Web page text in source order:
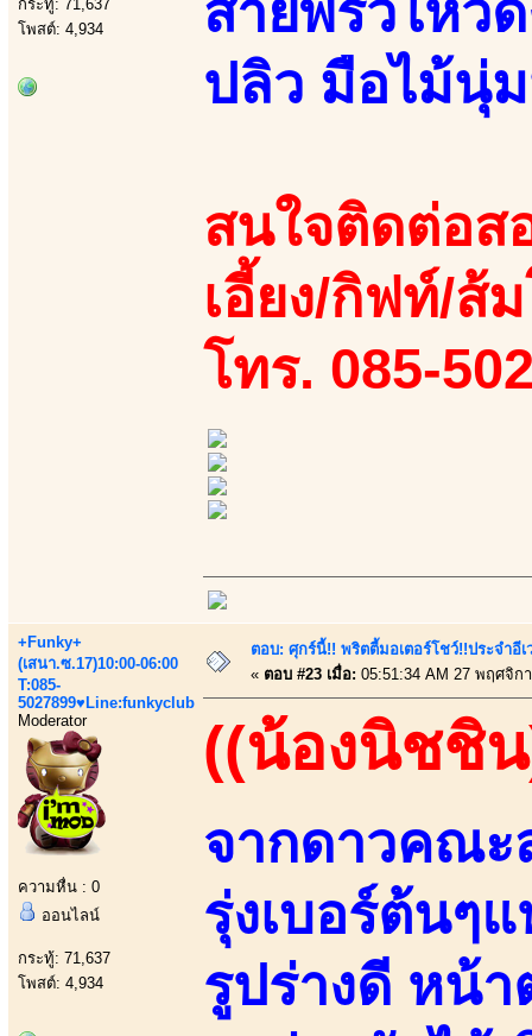
กระทู้: 71,637
โพสต์: 4,934
สายพริ้วไหว
ปลิว มือไม้นุ่
สนใจติดต่อส
เอี้ยง/กิฟท์/ส้
โทร. 085-
+Funky+
(เสนา.ซ.17)10:00-06:00
T:085-
5027899♥Line:funkyclub
Moderator
ความหื่น : 0
ออนไลน์
กระทู้: 71,637
โพสต์: 4,934
ตอบ: ศุกร์นี้!! พริตตี้มอเตอร์โชว์!!ประจำอี
« ตอบ #23 เมื่อ: 05:51:34 AM 27 พฤศจิก
((น้องนิชชิ
จากดาวคณ
รุ่งเบอร์ต้นๆ
รูปร่างดี หน้